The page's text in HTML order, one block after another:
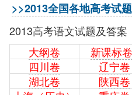
>>2013全国各地高考试
2013高考语文试题及答案
大纲卷
新课标
四川卷
辽宁卷
湖北卷
陕西卷